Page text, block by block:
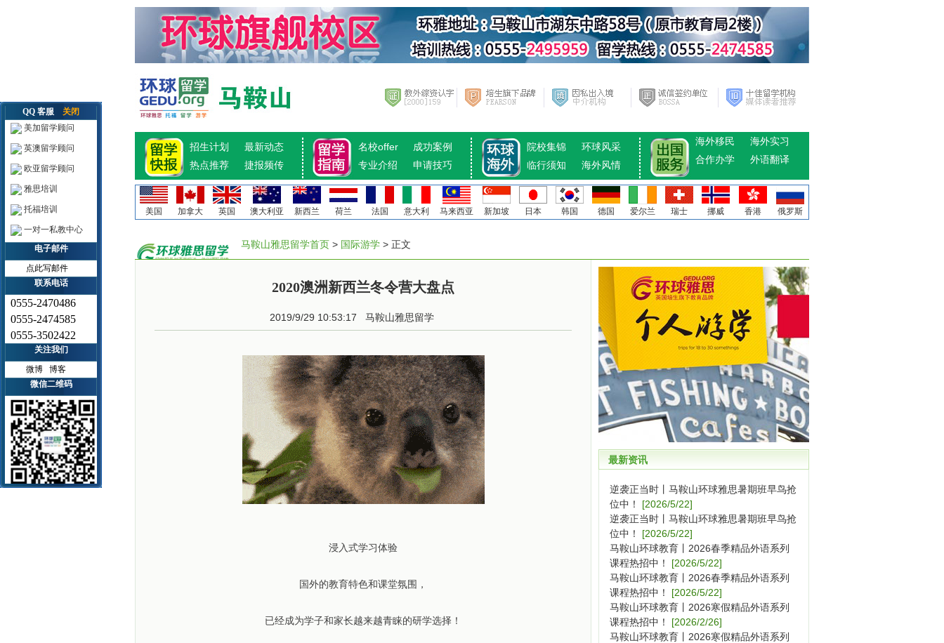
招生计划
最新动态
热点推荐
捷报频传
名校offer
成功案例
专业介绍
申请技巧
院校集锦
环球风采
临行须知
海外风情
海外移民
海外实习
合作办学
外语翻译
美国 加拿大 英国 澳大利亚 新西兰 荷兰 法国 意大利 马来西亚 新加坡 日本 韩国 德国 爱尔兰 瑞士 挪威 香港 俄罗斯
马鞍山雅思留学首页 > 国际游学 > 正文
2020澳洲新西兰冬令营大盘点
2019/9/29 10:53:17 马鞍山雅思留学
浸入式学习体验
国外的教育特色和课堂氛围，
已经成为学子和家长越来越青睐的研学选择！
最新资讯
逆袭正当时丨马鞍山环球雅思暑期班早鸟抢
位中！
[2026/5/22]
逆袭正当时丨马鞍山环球雅思暑期班早鸟抢
位中！
[2026/5/22]
马鞍山环球教育丨2026春季精品外语系列
课程热招中！
[2026/5/22]
马鞍山环球教育丨2026春季精品外语系列
课程热招中！
[2026/5/22]
马鞍山环球教育丨2026寒假精品外语系列
课程热招中！
[2026/2/26]
马鞍山环球教育丨2026寒假精品外语系列
QQ 客服
关闭
美加留学顾问
英澳留学顾问
欧亚留学顾问
雅思培训
托福培训
一对一私教中心
电子邮件
点此写邮件
联系电话
0555-2470486
0555-2474585
0555-3502422
关注我们
微博
博客
微信二维码